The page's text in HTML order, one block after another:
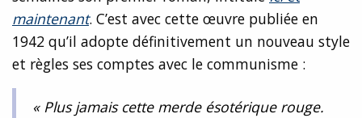
maintenant. C’est avec cette œuvre publiée en
1942 qu’il adopte définitivement un nouveau style
et règles ses comptes avec le communisme :
« Plus jamais cette merde ésotérique rouge.